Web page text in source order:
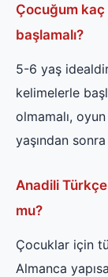
Çocuğum kaç
başlamalı?
5-6 yaş
kelimelerle
olmamalı,
yaşından
Anadili
mu?
Çocuklar için
Almanca